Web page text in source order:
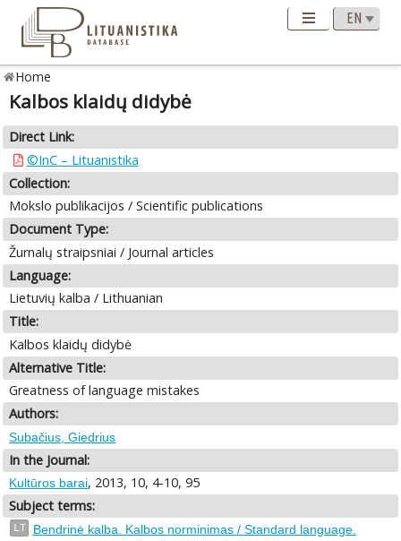
Home
Kalbos klaidų didybė
Direct Link:
©InC – Lituanistika
Collection:
Mokslo publikacijos / Scientific publications
Document Type:
Žurnalų straipsniai / Journal articles
Language:
Lietuvių kalba / Lithuanian
Title:
Kalbos klaidų didybė
Alternative Title:
Greatness of language mistakes
Authors:
Subačius, Giedrius
In the Journal:
Kultūros barai, 2013, 10, 4-10, 95
Subject terms:
LT
Bendrinė kalba. Kalbos norminimas / Standard language.